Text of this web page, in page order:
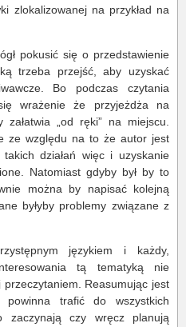
zlokalizowanej na przykład na
pokusić się o przedstawienie
trzeba przejść, aby uzyskać
Bo podczas czytania
wrażenie że przyjeżdża na
„od ręki” na miejscu.
ze względu na to że autor jest
działań więc i uzyskanie
Natomiast gdyby był by to
można by napisać kolejną
byłyby problemy związane z
językiem i każdy,
tą tematyką nie
Reasumując jest
trafić do wszystkich
zaczynają czy wręcz planują